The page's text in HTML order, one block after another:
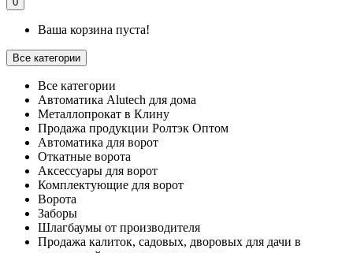
Ваша корзина пуста!
Все категории
Все категории
Автоматика Alutech для дома
Металлопрокат в Клину
Продажа продукции Ролтэк Оптом
Автоматика для ворот
Откатные ворота
Аксессуары для ворот
Комплектующие для ворот
Ворота
Заборы
Шлагбаумы от производителя
Продажа калиток, садовых, дворовых для дачи в